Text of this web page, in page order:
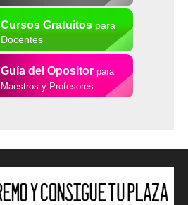
Cursos Gratuitospara
Docentes
Guía del Opositor para
Maestros y Profesores